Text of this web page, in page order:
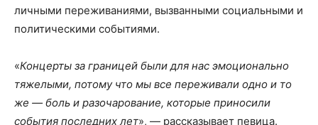
личными переживаниями, вызванными социальными и
политическими событиями.
«Концерты за границей были для нас эмоционально
тяжелыми, потому что мы все переживали одно и то
же — боль и разочарование, которые приносили
события последних лет», — рассказывает певица.